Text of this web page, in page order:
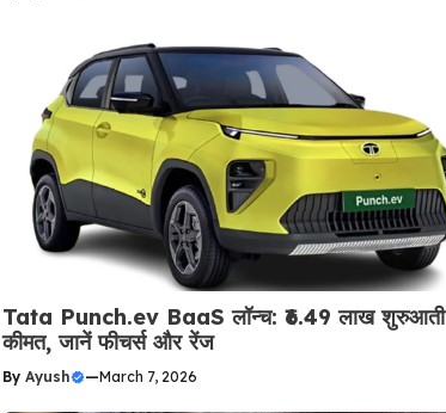
Tata Punch.ev BaaS लॉन्च: ₹6.49 लाख शुरुआती
कीमत, जानें फीचर्स और रेंज
By Ayush —March 7, 2026